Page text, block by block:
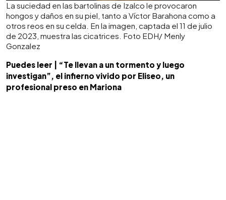
La suciedad en las bartolinas de Izalco le provocaron
hongos y daños en su piel, tanto a Víctor Barahona como a
otros reos en su celda. En la imagen, captada el 11 de julio
de 2023, muestra las cicatrices. Foto EDH/ Menly
Gonzalez
Puedes leer | “Te llevan a un tormento y luego
investigan”, el infierno vivido por Eliseo, un
profesional preso en Mariona